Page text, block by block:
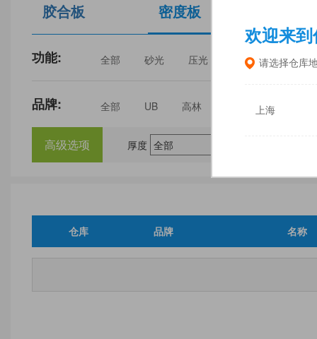
欢迎来到
请选择仓库
上海
胶合板 密度板
功能: 全部 砂光 压光 家具 门板
品牌: 全部 UB 高林 中福
三威
建瓯福人
高级选项 厚度
仓库 品牌 名称